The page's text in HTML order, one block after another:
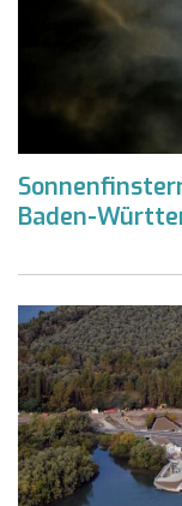
Baden-